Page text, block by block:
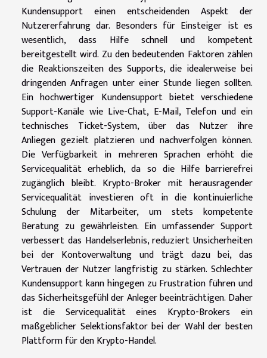
Kundensupport einen entscheidenden Aspekt der
Nutzererfahrung dar. Besonders für Einsteiger ist es
wesentlich, dass Hilfe schnell und kompetent
bereitgestellt wird. Zu den bedeutenden Faktoren zählen
die Reaktionszeiten des Supports, die idealerweise bei
dringenden Anfragen unter einer Stunde liegen sollten.
Ein hochwertiger Kundensupport bietet verschiedene
Support-Kanäle wie Live-Chat, E-Mail, Telefon und ein
technisches Ticket-System, über das Nutzer ihre
Anliegen gezielt platzieren und nachverfolgen können.
Die Verfügbarkeit in mehreren Sprachen erhöht die
Servicequalität erheblich, da so die Hilfe barrierefrei
zugänglich bleibt. Krypto-Broker mit herausragender
Servicequalität investieren oft in die kontinuierliche
Schulung der Mitarbeiter, um stets kompetente
Beratung zu gewährleisten. Ein umfassender Support
verbessert das Handelserlebnis, reduziert Unsicherheiten
bei der Kontoverwaltung und trägt dazu bei, das
Vertrauen der Nutzer langfristig zu stärken. Schlechter
Kundensupport kann hingegen zu Frustration führen und
das Sicherheitsgefühl der Anleger beeinträchtigen. Daher
ist die Servicequalität eines Krypto-Brokers ein
maßgeblicher Selektionsfaktor bei der Wahl der besten
Plattform für den Krypto-Handel.